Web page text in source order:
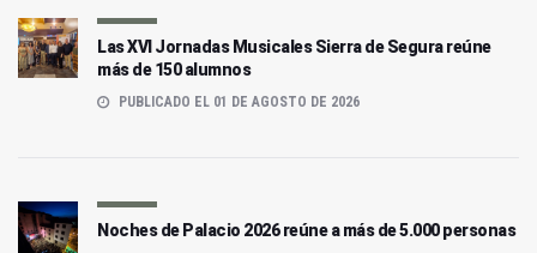
Las XVI Jornadas Musicales Sierra de Segura reúne
más de 150 alumnos
PUBLICADO EL 01 DE AGOSTO DE 2026
Noches de Palacio 2026 reúne a más de 5.000 personas